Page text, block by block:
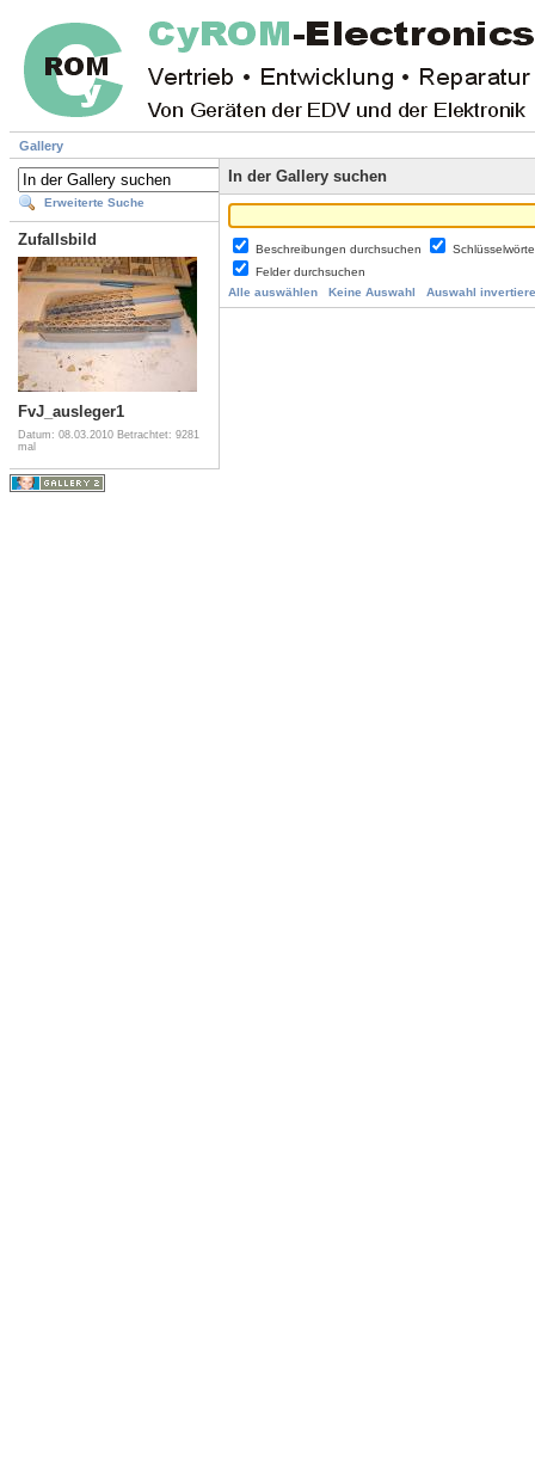
Gallery
Erweiterte Suche
Zufallsbild
FvJ_ausleger1
Datum: 08.03.2010 Betrachtet: 9281
mal
In der Gallery suchen
Beschreibungen durchsuchen
Felder durchsuchen
Alle auswählen
Keine Auswahl Auswahl